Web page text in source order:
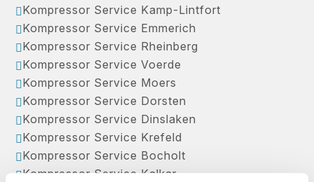
Kompressor Service Kamp-Lintfort
Kompressor Service Emmerich
Kompressor Service Rheinberg
Kompressor Service Voerde
Kompressor Service Moers
Kompressor Service Dorsten
Kompressor Service Dinslaken
Kompressor Service Krefeld
Kompressor Service Bocholt
Kompressor Service Kalkar